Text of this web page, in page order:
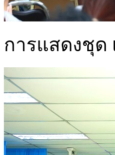
การแสดงชุด